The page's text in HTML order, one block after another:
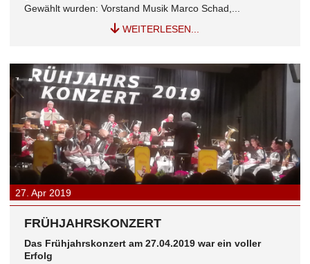
Gewählt wurden: Vorstand Musik Marco Schad,...
WEITERLESEN...
27. Apr 2019
FRÜHJAHRSKONZERT
Das Frühjahrskonzert am 27.04.2019 war ein voller
Erfolg